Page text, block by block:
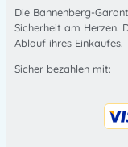
Die Bannenberg-
Sicherheit am Herzen.
Ablauf ihres Einkaufes.
Sicher bezahlen mit: